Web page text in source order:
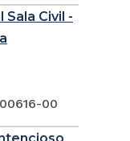
Civil -
00